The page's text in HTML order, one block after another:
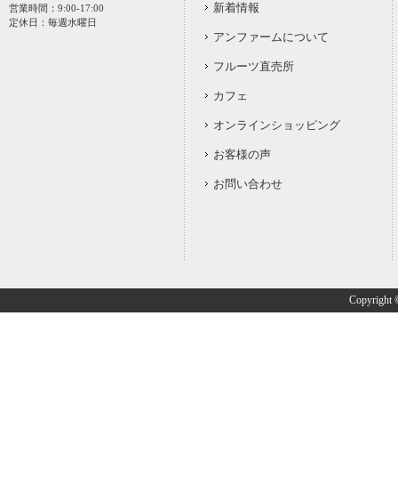
営業時間：9:00-17:00
定休日：毎週水曜日
新着情報
アンファームについて
フルーツ直売所
カフェ
オンラインショッピング
お客様の声
お問い合わせ
Copyright